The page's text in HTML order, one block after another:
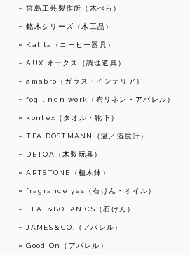
宮島工芸製作所（木べら）
銘木シリーズ（木工品）
Kalita（コーヒー器具）
AUX オークス（調理道具）
amabro（ガラス・インテリア）
fog linen work（布リネン・アパレル）
kontex（タオル・靴下）
TFA DOSTMANN（温／湿度計）
DETOA（木製玩具）
ARTSTONE（植木鉢）
fragrance yes（石けん・オイル）
LEAF&BOTANICS（石けん）
JAMES＆CO.（アパレル）
Good On（アパレル）